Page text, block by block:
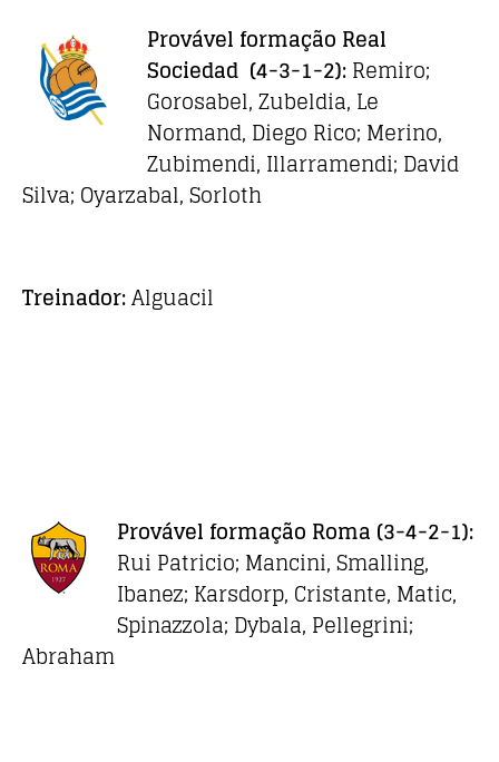
Provável formação Real
Sociedad (4-3-1-2):Remiro;
Gorosabel, Zubeldia, Le
Normand, Diego Rico; Merino,
Zubimendi, Illarramendi; David
Silva; Oyarzabal, Sorloth
Treinador:Alguacil
Provável formação Roma (3-4-2-1):
Rui Patricio; Mancini, Smalling,
Ibanez; Karsdorp, Cristante, Matic,
Spinazzola; Dybala, Pellegrini;
Abraham